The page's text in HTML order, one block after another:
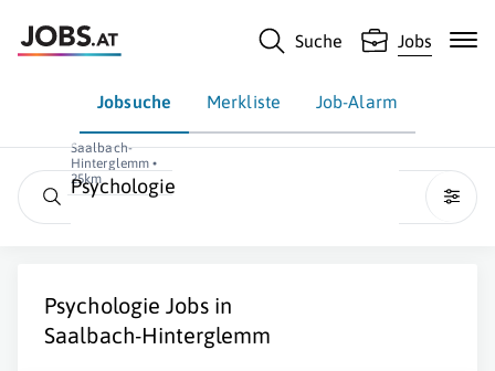
Suche Jobs
Jobsuche Merkliste Job-Alarm
Saalbach-
Hinterglemm •
25km
Psychologie
Psychologie Jobs in
Saalbach-Hinterglemm